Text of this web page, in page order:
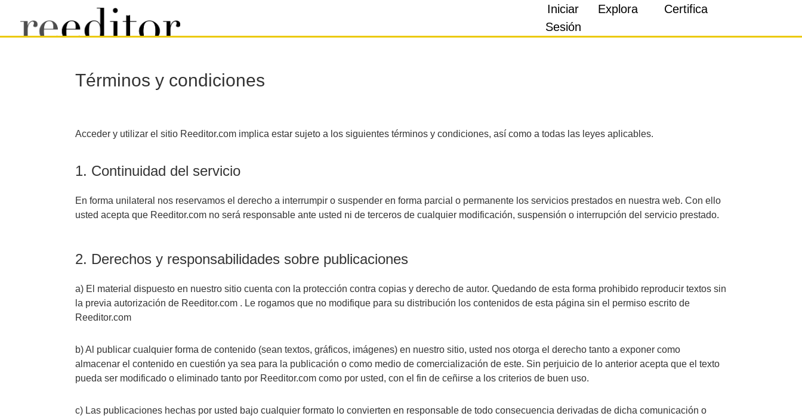
Iniciar
Sesión
Explora Certifica
Términos y condiciones
Acceder y utilizar el sitio Reeditor.com implica estar sujeto a los siguientes términos y condiciones, así como a todas las leyes aplicables.
1. Continuidad del servicio
En forma unilateral nos reservamos el derecho a interrumpir o suspender en forma parcial o permanente los servicios prestados en nuestra web. Con ello
usted acepta que Reeditor.com no será responsable ante usted ni de terceros de cualquier modificación, suspensión o interrupción del servicio prestado.
2. Derechos y responsabilidades sobre publicaciones
a) El material dispuesto en nuestro sitio cuenta con la protección contra copias y derecho de autor. Quedando de esta forma prohibido reproducir textos sin
la previa autorización de Reeditor.com . Le rogamos que no modifique para su distribución los contenidos de esta página sin el permiso escrito de
Reeditor.com
b) Al publicar cualquier forma de contenido (sean textos, gráficos, imágenes) en nuestro sitio, usted nos otorga el derecho tanto a exponer como
almacenar el contenido en cuestión ya sea para la publicación o como medio de comercialización de este. Sin perjuicio de lo anterior acepta que el texto
pueda ser modificado o eliminado tanto por Reeditor.com como por usted, con el fin de ceñirse a los criterios de buen uso.
c) Las publicaciones hechas por usted bajo cualquier formato lo convierten en responsable de todo consecuencia derivadas de dicha comunicación o